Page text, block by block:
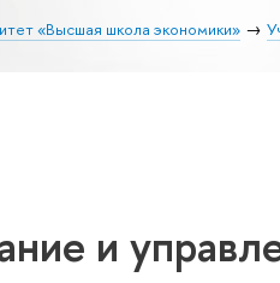
«Высшая школа экономики»
и